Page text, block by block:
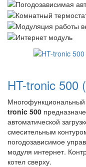
HT-tronic 500
tronic 500
автоматической
смесительным
погодозависимое
модуля интернет.
котел сверху.